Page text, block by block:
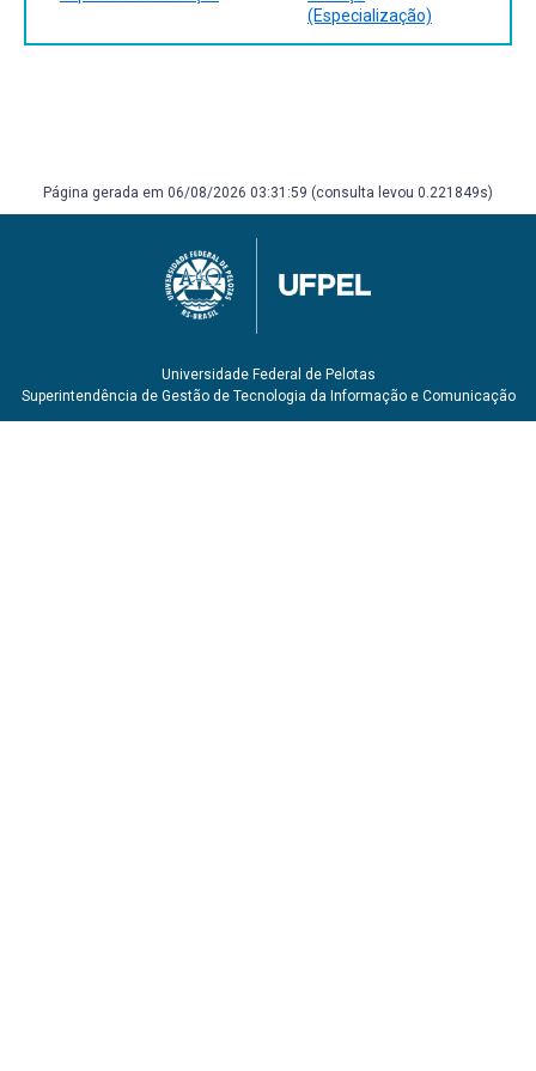
alimentação complementar. Cadernos de Atenção Básica,
n. 23. Série A. Normas e Manuais Técnicos. Brasília:
(Especialização)
Página gerada em 06/08/2026 03:31:59 (consulta levou 0.221849s)
Universidade Federal de Pelotas
Superintendência de Gestão de Tecnologia da Informação e Comunicação